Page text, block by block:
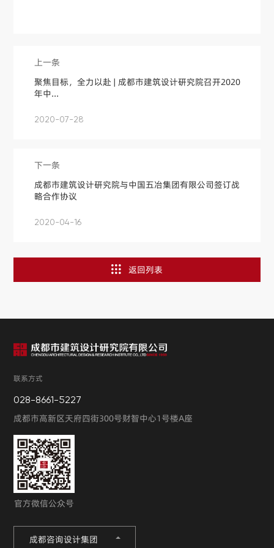
上一条
聚焦目标，全力以赴 | 成都市建筑设计研究院召开2020
年中...
2020-07-28
下一条
成都市建筑设计研究院与中国五冶集团有限公司签订战
略合作协议
2020-04-16
返回列表
联系方式
028-8661-5227
成都市高新区天府四街300号财智中心1号楼A座
官方微信公众号
成都咨询设计集团